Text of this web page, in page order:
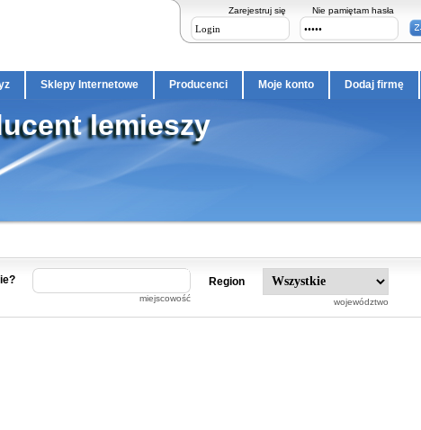
Zarejestruj się Nie pamiętam hasła
Sklepy Internetowe Producenci Moje konto Dodaj firmę
lemieszy
miejscowość
Region
województwo